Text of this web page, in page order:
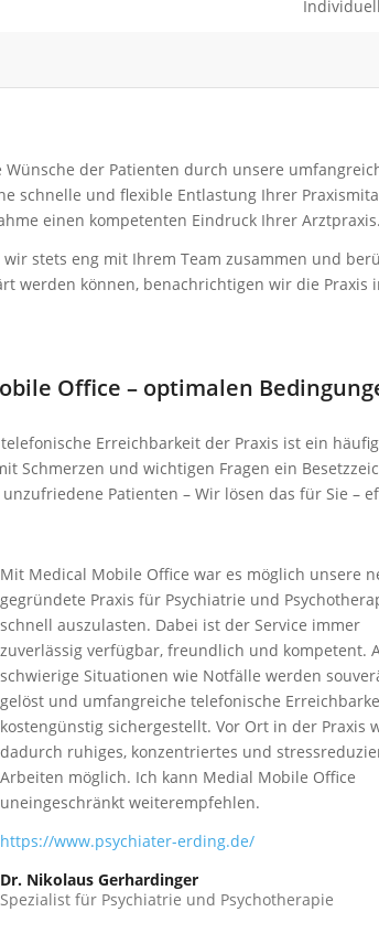
Wünsche der Patienten durch unsere
schnelle und flexible Entlastung Ihrer
einen kompetenten Eindruck Ihrer Arztpraxis.
stets eng mit Ihrem Team zusammen und
werden können, benachrichtigen wir die
Office – optimalen
Erreichbarkeit der Praxis ist ein
Schmerzen und wichtigen Fragen ein
Patienten – Wir lösen das für Sie –
Mit Medical Mobile Office war es möglich unsere
gegründete Praxis für Psychiatrie und
schnell auszulasten. Dabei ist der Service immer
zuverlässig verfügbar, freundlich und kompetent.
schwierige Situationen wie Notfälle werden
gelöst und umfangreiche telefonische
kostengünstig sichergestellt. Vor Ort in der Praxis
dadurch ruhiges, konzentriertes und
Arbeiten möglich. Ich kann Medial Mobile Office
uneingeschränkt weiterempfehlen.
https://www.psychiater-erding.de/
Dr. Nikolaus Gerhardinger
Spezialist für Psychiatrie und Psychotherapie